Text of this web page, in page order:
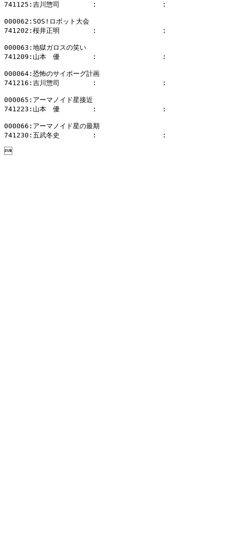
741125:吉川惣司        :                :                :
000062:SOS!ロボット大会
741202:桜井正明        :                :                :
000063:地獄ガロスの笑い
741209:山本　優        :                :                :佐
000064:恐怖のサイボーグ計画
741216:吉川惣司        :                :                :
000065:アーマノイド星接近
741223:山本　優        :                :                :
000066:アーマノイド星の最期
